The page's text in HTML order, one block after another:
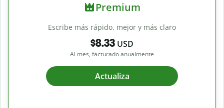
Premium
Escribe más rápido, mejor y más claro
$8.33 USD
Al mes, facturado anualmente
Actualiza